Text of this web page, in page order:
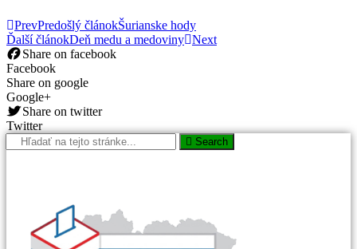
PrevPredošlý článokŠurianske hody
Ďalší článokDeň medu a medoviny Next
Share on facebook
Facebook
Share on google
Google+
Share on twitter
Twitter
Search